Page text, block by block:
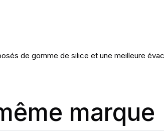
de gomme de silice et une meilleure
marque